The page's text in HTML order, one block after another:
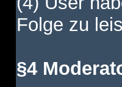
Folge zu
§4